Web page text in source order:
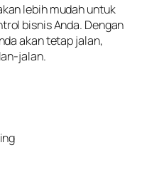
lebih mudah untuk
bisnis Anda. Dengan
akan tetap jalan,
jalan.